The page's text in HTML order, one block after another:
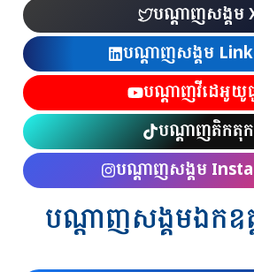
បណ្ដាញសង្គម
បណ្ដាញសង្គម
បណ្ដាញវីដេអូយូ
បណ្ដាញតិកតុក
បណ្ដាញសង្គម
បណ្ដាញសង្គមឯកឧត្ត